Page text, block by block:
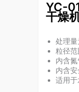
YC-
干燥
处理量
粒径范
内含氮
内含安
适用于